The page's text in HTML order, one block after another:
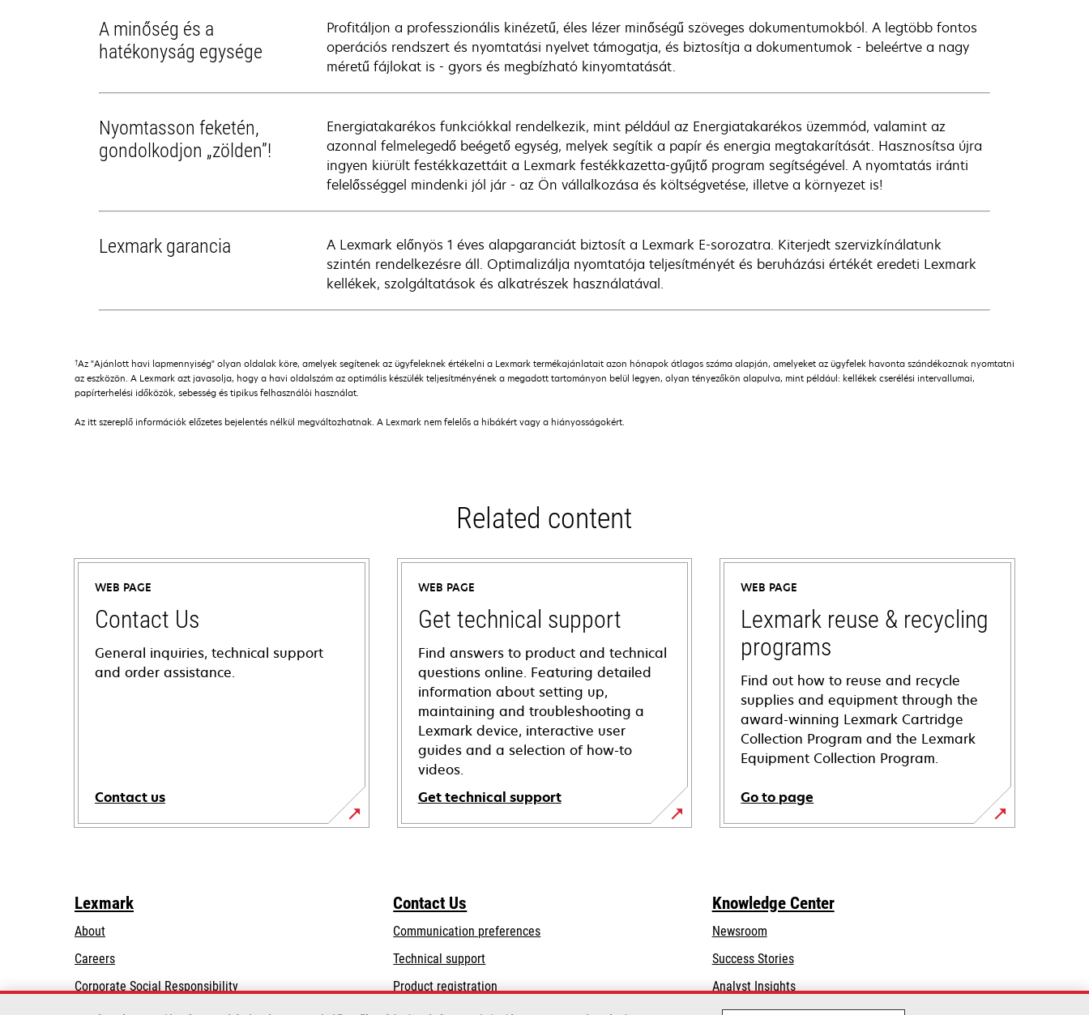
A minőség és a
hatékonyság egysége
Profitáljon a professzionális kinézetű, éles lézer minőségű szöveges dokumentumokból. A legtöbb fontos
operációs rendszert és nyomtatási nyelvet támogatja, és biztosítja a dokumentumok - beleértve a nagy
méretű fájlokat is - gyors és megbízható kinyomtatását.
Nyomtasson feketén,
gondolkodjon „zölden”!
Energiatakarékos funkciókkal rendelkezik, mint például az Energiatakarékos üzemmód, valamint az
azonnal felmelegedő beégető egység, melyek segítik a papír és energia megtakarítását. Hasznosítsa újra
ingyen kiürült festékkazettáit a Lexmark festékkazetta-gyűjtő program segítségével. A nyomtatás iránti
felelősséggel mindenki jól jár - az Ön vállalkozása és költségvetése, illetve a környezet is!
Lexmark garancia
A Lexmark előnyös 1 éves alapgaranciát biztosít a Lexmark E-sorozatra. Kiterjedt szervizkínálatunk
szintén rendelkezésre áll. Optimalizálja nyomtatója teljesítményét és beruházási értékét eredeti Lexmark
kellékek, szolgáltatások és alkatrészek használatával.
†Az "Ajánlott havi lapmennyiség" olyan oldalak köre, amelyek segítenek az ügyfeleknek értékelni a Lexmark termékajánlatait azon hónapok átlagos száma alapján, amelyeket az ügyfelek havonta szándékoznak nyomtatni
az eszközön. A Lexmark azt javasolja, hogy a havi oldalszám az optimális készülék teljesítményének a megadott tartományon belül legyen, olyan tényezőkön alapulva, mint például: kellékek cserélési intervallumai,
papírterhelési időközök, sebesség és tipikus felhasználói használat.
Az itt szereplő információk előzetes bejelentés nélkül megváltozhatnak. A Lexmark nem felelős a hibákért vagy a hiányosságokért.
Related content
WEB PAGE
Contact Us
General inquiries, technical support
and order assistance.
Contact us
WEB PAGE
Get technical support
Find answers to product and technical
questions online. Featuring detailed
information about setting up,
maintaining and troubleshooting a
Lexmark device, interactive user
guides and a selection of how-to
videos.
Get technical support
opens
tab
WEB PAGE
Lexmark reuse & recycling
programs
Find out how to reuse and recycle
supplies and equipment through the
award-winning Lexmark Cartridge
Collection Program and the Lexmark
Equipment Collection Program.
Go to page
Lexmark
About
Careers
Corporate Social Responsibilityopens
Contact Us
Communication preferences
Technical supportopens
a
Product registration
Knowledge Center
Newsroom
Success Stories
Analyst Insights